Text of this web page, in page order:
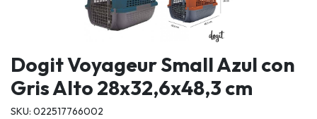
Dogit Voyageur Small Azul con
Gris Alto 28x32,6x48,3 cm
SKU: 022517766002